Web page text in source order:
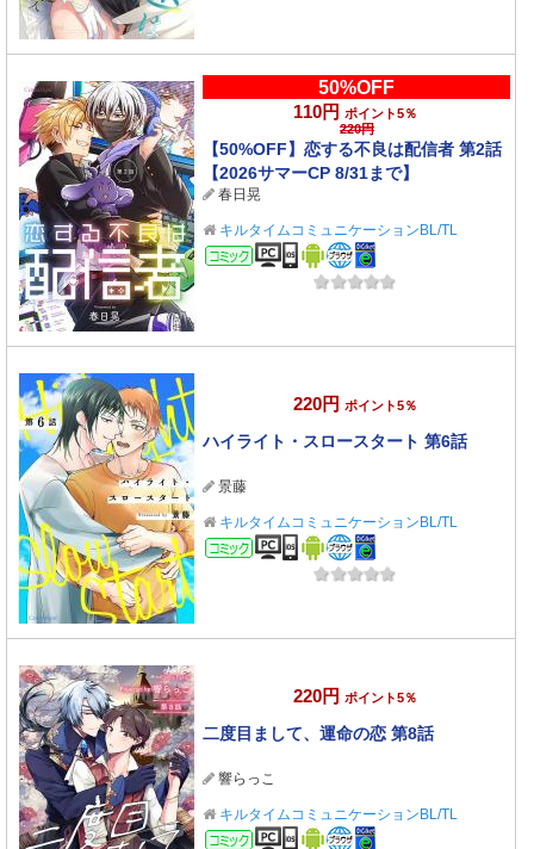
50%OFF
110円 ポイント5％
220円
【50%OFF】恋する不良は配信者 第2話
【2026サマーCP 8/31まで】
春日晃
キルタイムコミュニケーションBL/TL
コミック
220円 ポイント5％
ハイライト・スロースタート 第6話
景藤
キルタイムコミュニケーションBL/TL
コミック
220円 ポイント5％
二度目まして、運命の恋 第8話
響らっこ
キルタイムコミュニケーションBL/TL
コミック